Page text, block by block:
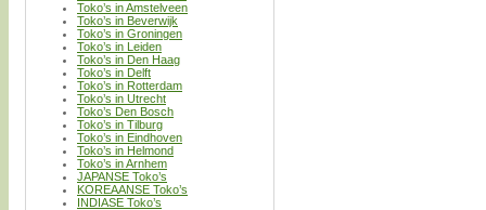
Toko’s in Amstelveen
Toko’s in Beverwijk
Toko’s in Groningen
Toko’s in Leiden
Toko’s in Den Haag
Toko’s in Delft
Toko’s in Rotterdam
Toko’s in Utrecht
Toko’s Den Bosch
Toko’s in Tilburg
Toko’s in Eindhoven
Toko’s in Helmond
Toko’s in Arnhem
JAPANSE Toko’s
KOREAANSE Toko’s
INDIASE Toko’s